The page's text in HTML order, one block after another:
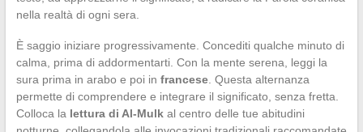
nella realtà di ogni sera.
È saggio iniziare progressivamente. Concediti qualche minuto di
calma, prima di addormentarti. Con la mente serena, leggi la
sura prima in arabo e poi in francese. Questa alternanza
permette di comprendere e integrare il significato, senza fretta.
Colloca la lettura di Al-Mulkal centro delle tue abitudini